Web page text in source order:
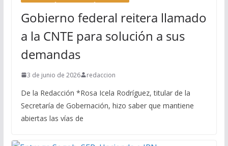
Gobierno federal reitera llamado
a la CNTE para solución a sus
demandas
3 de junio de 2026 redaccion
De la Redacción *Rosa Icela Rodríguez, titular de la
Secretaría de Gobernación, hizo saber que mantiene
abiertas las vías de